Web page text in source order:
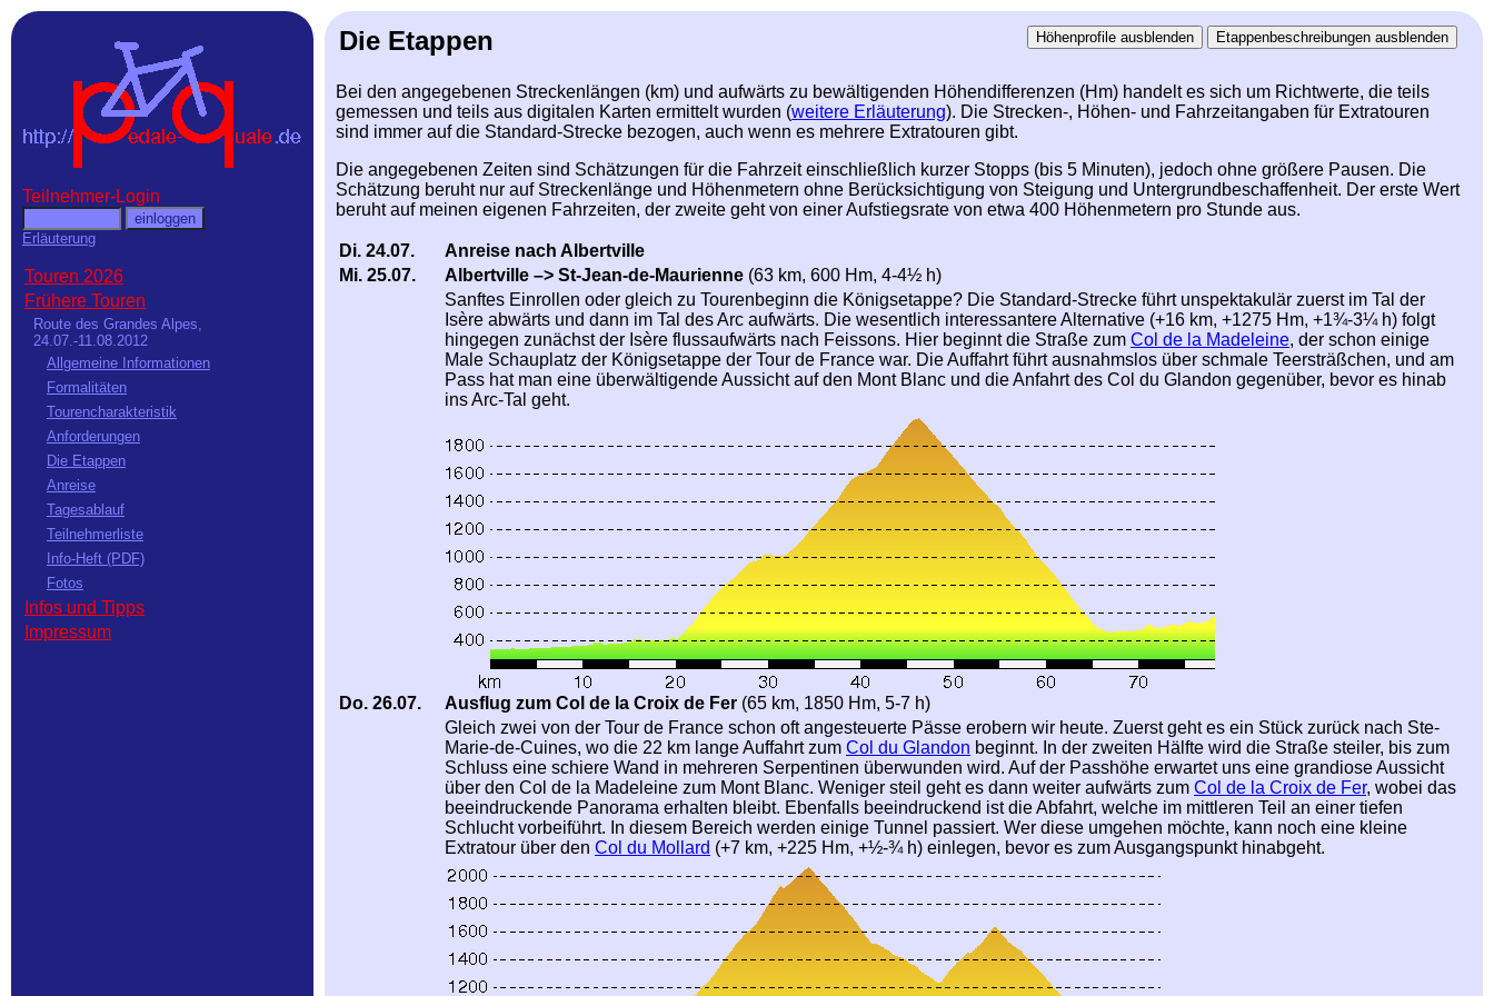
Die Etappen
Bei den angegebenen Streckenlängen (km) und aufwärts zu bewältigenden Höhendifferenzen (Hm) handelt es sich um Richtwerte, die teils
gemessen und teils aus digitalen Karten ermittelt wurden (weitere Erläuterung). Die Strecken-, Höhen- und Fahrzeitangaben für Extratouren
sind immer auf die Standard-Strecke bezogen, auch wenn es mehrere Extratouren gibt.
Die angegebenen Zeiten sind Schätzungen für die Fahrzeit einschließlich kurzer Stopps (bis 5 Minuten), jedoch ohne größere Pausen. Die
Schätzung beruht nur auf Streckenlänge und Höhenmetern ohne Berücksichtigung von Steigung und Untergrundbeschaffenheit. Der erste Wert
beruht auf meinen eigenen Fahrzeiten, der zweite geht von einer Aufstiegsrate von etwa 400 Höhenmetern pro Stunde aus.
Di. 24.07.
Anreise nach Albertville
Mi. 25.07.
Albertville –> St-Jean-de-Maurienne (63 km, 600 Hm, 4-4½ h)
Sanftes Einrollen oder gleich zu Tourenbeginn die Königsetappe? Die Standard-Strecke führt unspektakulär zuerst im Tal der
Isère abwärts und dann im Tal des Arc aufwärts. Die wesentlich interessantere Alternative (+16 km, +1275 Hm, +1¾-3¼ h) folgt
hingegen zunächst der Isère flussaufwärts nach Feissons. Hier beginnt die Straße zum Col de la Madeleine, der schon einige
Male Schauplatz der Königsetappe der Tour de France war. Die Auffahrt führt ausnahmslos über schmale Teersträßchen, und am
Pass hat man eine überwältigende Aussicht auf den Mont Blanc und die Anfahrt des Col du Glandon gegenüber, bevor es hinab
ins Arc-Tal geht.
Do. 26.07. Ausflug zum Col de la Croix de Fer (65 km, 1850 Hm, 5-7 h)
Gleich zwei von der Tour de France schon oft angesteuerte Pässe erobern wir heute. Zuerst geht es ein Stück zurück nach Ste-
Marie-de-Cuines, wo die 22 km lange Auffahrt zum Col du Glandon beginnt. In der zweiten Hälfte wird die Straße steiler, bis zum
Schluss eine schiere Wand in mehreren Serpentinen überwunden wird. Auf der Passhöhe erwartet uns eine grandiose Aussicht
über den Col de la Madeleine zum Mont Blanc. Weniger steil geht es dann weiter aufwärts zum Col de la Croix de Fer, wobei das
beeindruckende Panorama erhalten bleibt. Ebenfalls beeindruckend ist die Abfahrt, welche im mittleren Teil an einer tiefen
Schlucht vorbeiführt. In diesem Bereich werden einige Tunnel passiert. Wer diese umgehen möchte, kann noch eine kleine
Extratour über den Col du Mollard (+7 km, +225 Hm, +½-¾ h) einlegen, bevor es zum Ausgangspunkt hinabgeht.
Teilnehmer-Login
Erläuterung
Touren 2026
Frühere Touren
Route des Grandes Alpes,
24.07.-11.08.2012
Allgemeine Informationen
Formalitäten
Tourencharakteristik
Anforderungen
Die Etappen
Anreise
Tagesablauf
Teilnehmerliste
Info-Heft (PDF)
Fotos
Infos und Tipps
Impressum